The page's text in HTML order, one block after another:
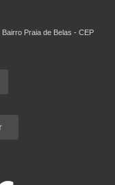
Praia de Belas - CEP